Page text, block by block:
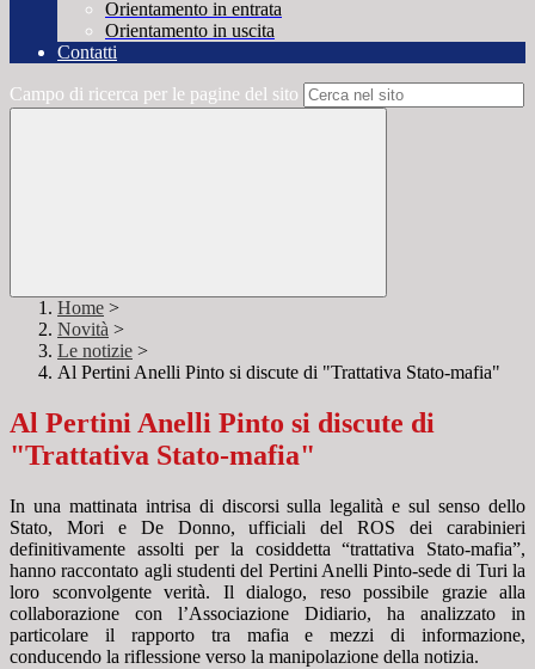
Orientamento in entrata
Orientamento in uscita
Contatti
Campo di ricerca per le pagine del sito
Home >
Novità >
Le notizie >
Al Pertini Anelli Pinto si discute di "Trattativa Stato-mafia"
Al Pertini Anelli Pinto si discute di
"Trattativa Stato-mafia"
In una mattinata intrisa di discorsi sulla legalità e sul senso dello
Stato, Mori e De Donno, ufficiali del ROS dei carabinieri
definitivamente assolti per la cosiddetta “trattativa Stato-mafia”,
hanno raccontato agli studenti del Pertini Anelli Pinto-sede di Turi la
loro sconvolgente verità. Il dialogo, reso possibile grazie alla
collaborazione con l’Associazione Didiario, ha analizzato in
particolare il rapporto tra mafia e mezzi di informazione,
conducendo la riflessione verso la manipolazione della notizia.